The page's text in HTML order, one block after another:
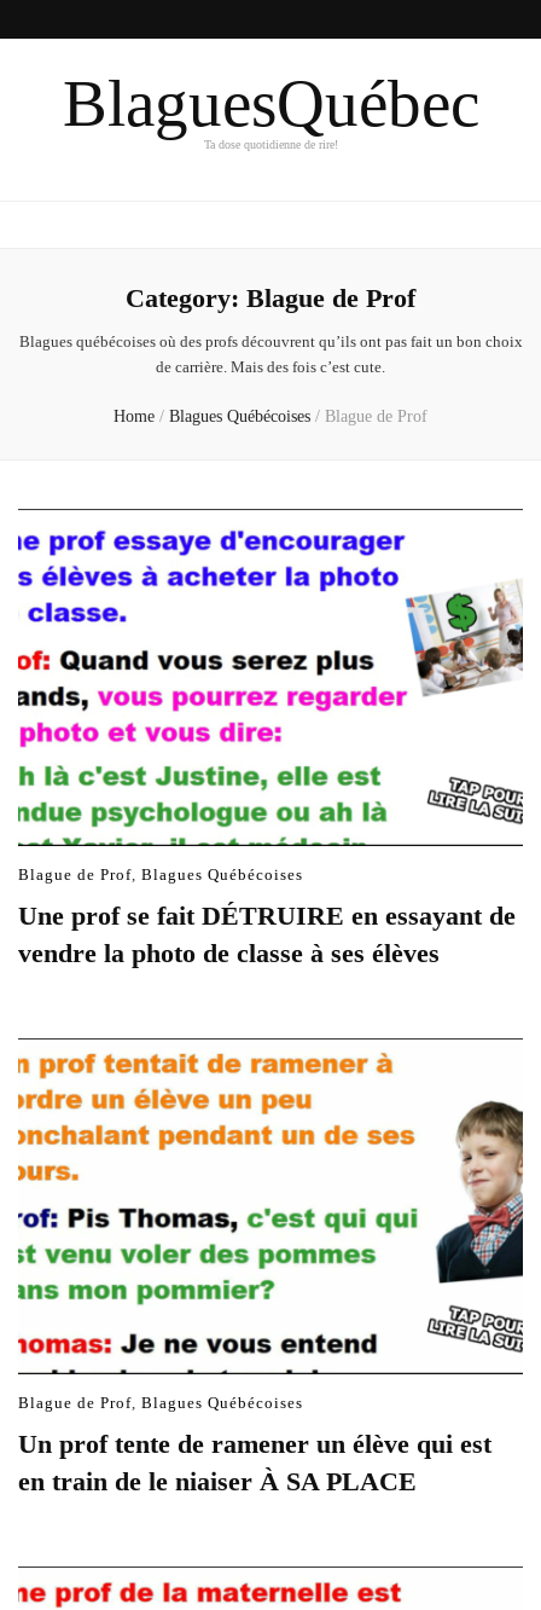
BlaguesQuébec
Ta dose quotidienne de rire!
Category: Blague de Prof
Blagues québécoises où des profs découvrent qu’ils ont pas fait un bon choix
de carrière. Mais des fois c’est cute.
Home / Blagues Québécoises / Blague de Prof
Blague de Prof Blagues Québécoises
Une prof se fait DÉTRUIRE en essayant de
vendre la photo de classe à ses élèves
Blague de Prof, Blagues Québécoises
Un prof tente de ramener un élève qui est
en train de le niaiser À SA PLACE